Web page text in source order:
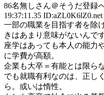
86名無しさん＠そうだ登録
19:37:11.35 ID:aZL0K6lZ0.net
一部の職業を目指す者を除
きはあまり意味がないんで
座学はあっても本人の能力
に学費が高額。
企業も大卒＝有能とは限ら
でも就職有利なのは、正し
ら。或いは惰性。